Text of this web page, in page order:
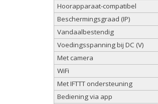
Hoorapparaat-compatibel
Beschermingsgraad (IP)
Vandaalbestendig
Voedingsspanning bij DC (V)
Met camera
WiFi
Met IFTTT ondersteuning
Bediening via app